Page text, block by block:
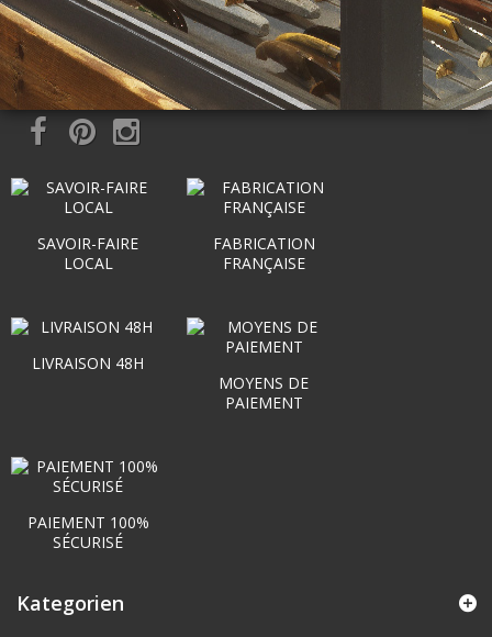
SAVOIR-FAIRE
LOCAL
FABRICATION
FRANÇAISE
LIVRAISON 48H
MOYENS DE
PAIEMENT
PAIEMENT 100%
SÉCURISÉ
Kategorien